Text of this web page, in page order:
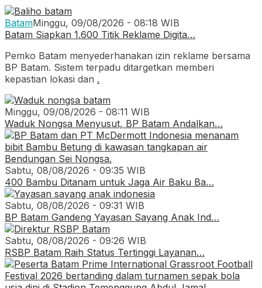
BatamMinggu, 09/08/2026 - 08:18 WIB
Batam Siapkan 1.600 Titik Reklame Digita…
Pemko Batam menyederhanakan izin reklame bersama
BP Batam. Sistem terpadu ditargetkan memberi
kepastian lokasi dan .
Minggu, 09/08/2026 - 08:11 WIB
Waduk Nongsa Menyusut, BP Batam Andalkan…
Sabtu, 08/08/2026 - 09:35 WIB
400 Bambu Ditanam untuk Jaga Air Baku Ba…
Sabtu, 08/08/2026 - 09:31 WIB
BP Batam Gandeng Yayasan Sayang Anak Ind…
Sabtu, 08/08/2026 - 09:26 WIB
RSBP Batam Raih Status Tertinggi Layanan…